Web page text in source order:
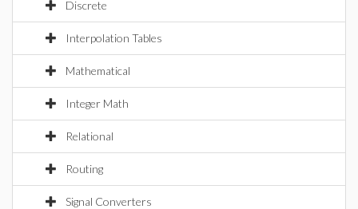
Discrete
Interpolation Tables
Mathematical
Integer Math
Relational
Routing
Signal Converters